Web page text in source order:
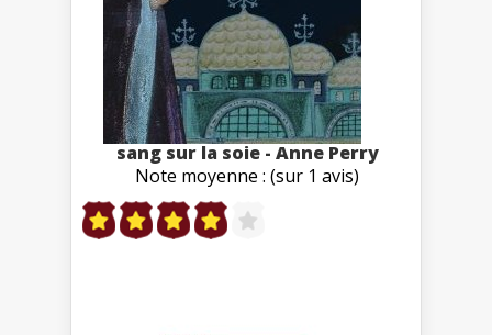
sang sur la soie - Anne Perry
Note moyenne : (sur 1 avis)